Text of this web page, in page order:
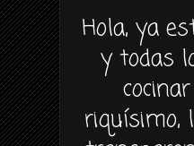
Hola, ya
y todas
riquísimo,